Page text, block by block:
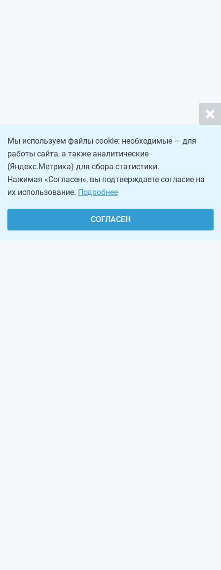
Мы используем файлы cookie: необходимые — для
работы сайта, а также аналитические
(Яндекс.Метрика) для сбора статистики.
Нажимая «Согласен», вы подтверждаете согласие на
их использование. Подробнее
СОГЛАСЕН